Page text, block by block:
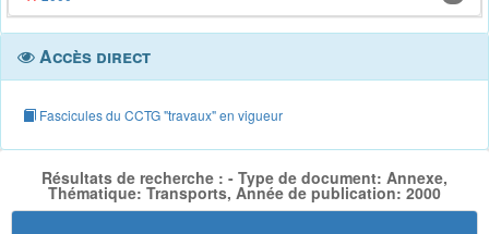
Accès direct
Fascicules du CCTG "travaux" en vigueur
Résultats de recherche : - Type de document: Annexe,
Thématique: Transports, Année de publication: 2000